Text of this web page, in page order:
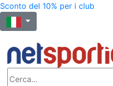
Sconto del 10% per i club